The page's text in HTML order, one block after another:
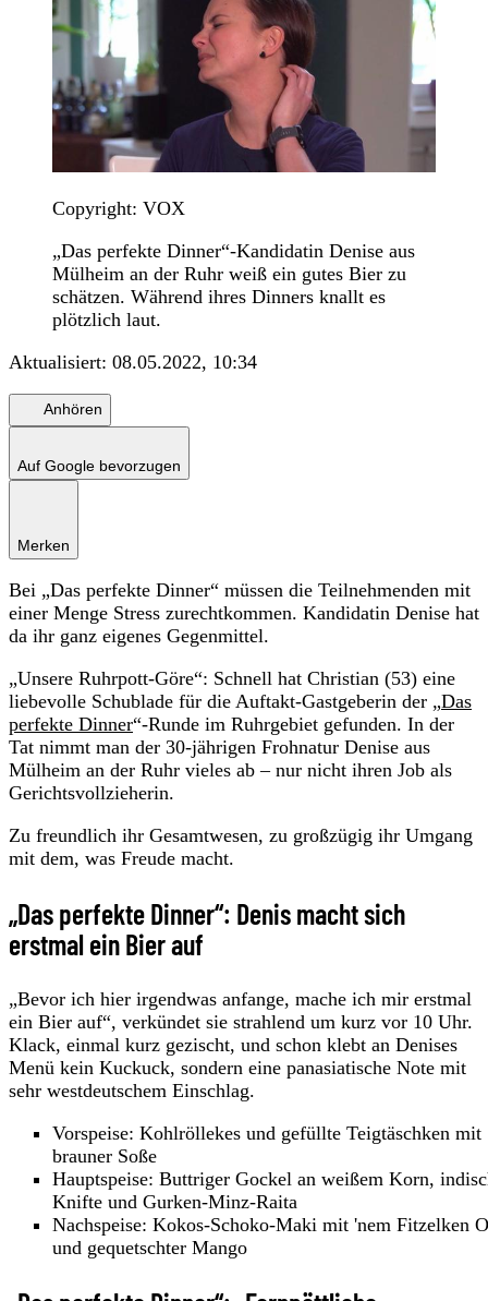
Copyright: VOX
„Das perfekte Dinner“-Kandidatin Denise aus
Mülheim an der Ruhr weiß ein gutes Bier zu
schätzen. Während ihres Dinners knallt es
plötzlich laut.
Aktualisiert: 08.05.2022, 10:34
Anhören
Auf Google bevorzugen
Merken
Bei „Das perfekte Dinner“ müssen die Teilnehmenden mit
einer Menge Stress zurechtkommen. Kandidatin Denise hat
da ihr ganz eigenes Gegenmittel.
„Unsere Ruhrpott-Göre“: Schnell hat Christian (53) eine
liebevolle Schublade für die Auftakt-Gastgeberin der „Das
perfekte Dinner“-Runde im Ruhrgebiet gefunden. In der
Tat nimmt man der 30-jährigen Frohnatur Denise aus
Mülheim an der Ruhr vieles ab – nur nicht ihren Job als
Gerichtsvollzieherin.
Zu freundlich ihr Gesamtwesen, zu großzügig ihr Umgang
mit dem, was Freude macht.
„Das perfekte Dinner“: Denis macht sich
erstmal ein Bier auf
„Bevor ich hier irgendwas anfange, mache ich mir erstmal
ein Bier auf“, verkündet sie strahlend um kurz vor 10 Uhr.
Klack, einmal kurz gezischt, und schon klebt an Denises
Menü kein Kuckuck, sondern eine panasiatische Note mit
sehr westdeutschem Einschlag.
Vorspeise: Kohlröllekes und gefüllte Teigtäschken mit
brauner Soße
Hauptspeise: Buttriger Gockel an weißem Korn,
Knifte und Gurken-Minz-Raita
Nachspeise: Kokos-Schoko-Maki mit 'nem Fitzelken
und gequetschter Mango